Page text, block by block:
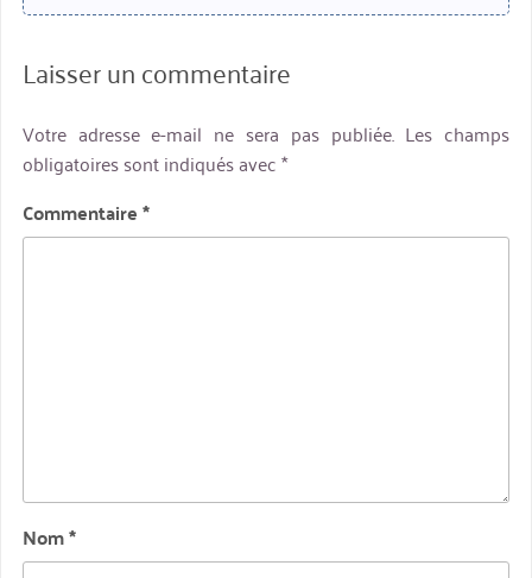
Laisser un commentaire
Votre adresse e-mail ne sera pas publiée. Les champs
obligatoires sont indiqués avec*
Commentaire*
Nom*